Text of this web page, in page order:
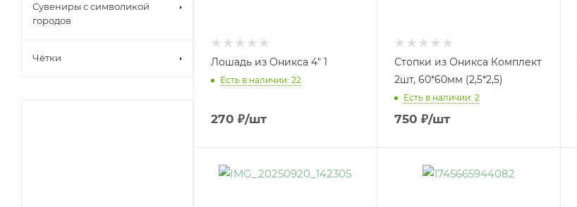
Лошадь из Оникса 4" 1
Есть в наличии: 22
270 ₽/шт
Стопки из Оникса Комплект
2шт, 60*60мм (2,5*2,5)
Есть в наличии: 2
750 ₽/шт
Сувениры с символикой
городов
Чётки